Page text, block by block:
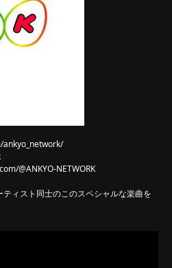
@ANKYO-NETWORK
ィスト同士のこのスペシャルな楽曲を